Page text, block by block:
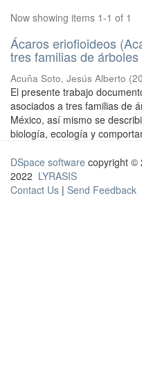
Now showing items 1-1 of 1
Ácaros eriofioideos
tres familias de
Acuña Soto, Jesús Alberto (
El presente trabajo
asociados a tres familias de
México, así mismo se
biología, ecología y
DSpace software copyright ©
2022 LYRASIS
Contact Us | Send Feedback